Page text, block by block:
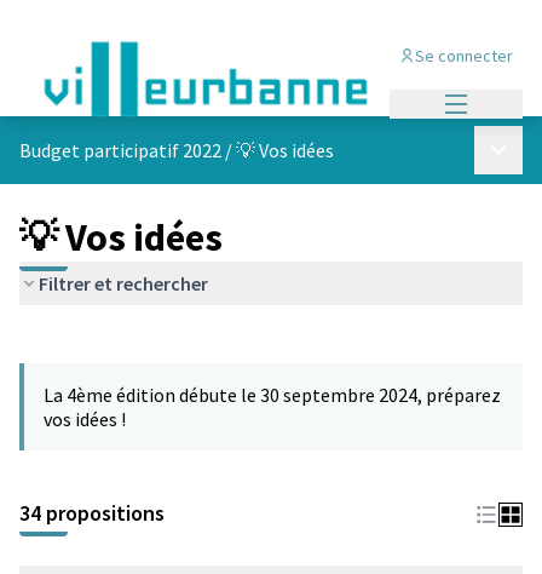
Se connecter
Budget participatif 2022 /💡 Vos idées
💡 Vos idées
Filtrer et rechercher
−
La 4ème édition débute le 30 septembre 2024, préparez
vos idées !
34 propositions